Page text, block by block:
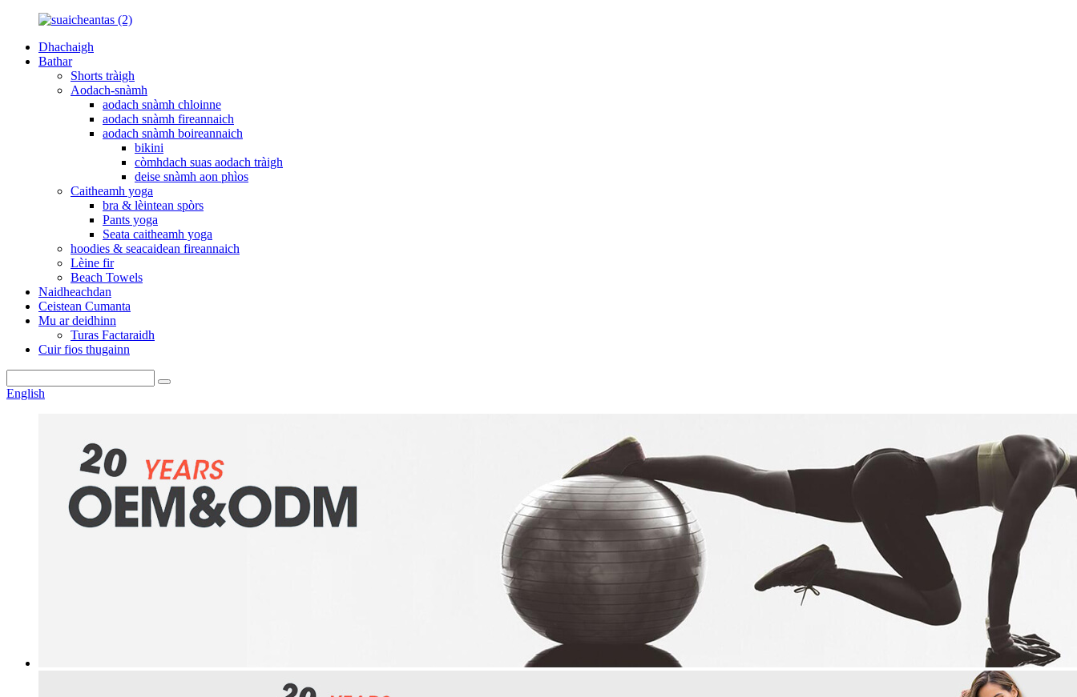
Dhachaigh
Bathar
Shorts tràigh
Aodach-snàmh
aodach snàmh chloinne
aodach snàmh fireannaich
aodach snàmh boireannaich
bikini
còmhdach suas aodach tràigh
deise snàmh aon phìos
Caitheamh yoga
bra & lèintean spòrs
Pants yoga
Seata caitheamh yoga
hoodies & seacaidean fireannaich
Lèine fir
Beach Towels
Naidheachdan
Ceistean Cumanta
Mu ar deidhinn
Turas Factaraidh
Cuir fios thugainn
English